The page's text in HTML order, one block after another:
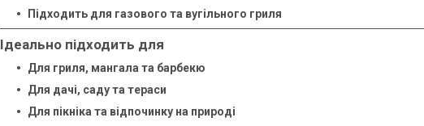
Підходить для газового та вугільного гриля
Ідеально підходить для
Для гриля, мангала та барбекю
Для дачі, саду та тераси
Для пікніка та відпочинку на природі